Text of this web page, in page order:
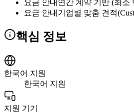
요금 안내 연간 계약 기반 (최소
요금 안내 기업별 맞춤 견적
핵심 정보
한국어 지원
한국어 지원
지원 기기